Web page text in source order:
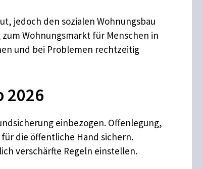
jedoch den sozialen Wohnungsbau
Wohnungsmarkt für Menschen in
und bei Problemen rechtzeitig
2026
einbezogen. Offenlegung,
die öffentliche Hand sichern.
verschärfte Regeln einstellen.